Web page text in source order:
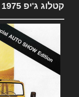
קטלוג ג'יפ 1975